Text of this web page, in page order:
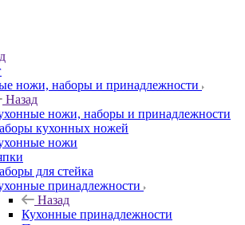
ножи, наборы и принадлежности
Назад
ножи, наборы и принадлежности
кухонных ножей
ножи
для стейка
принадлежности
Назад
Кухонные принадлежности